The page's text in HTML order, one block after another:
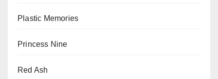
Plastic Memories
Princess Nine
Red Ash